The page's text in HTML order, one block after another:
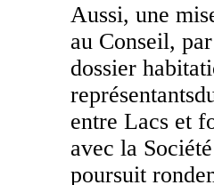
Aussi, une
au Conseil,
dossier
entre Lacs et
avec la
poursuit